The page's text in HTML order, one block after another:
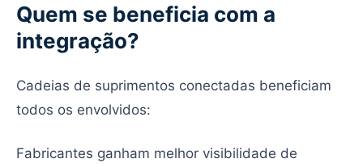
Quem se beneficia com a
integração?
Cadeias de suprimentos conectadas beneficiam
todos os envolvidos:
Fabricantes ganham melhor visibilidade de